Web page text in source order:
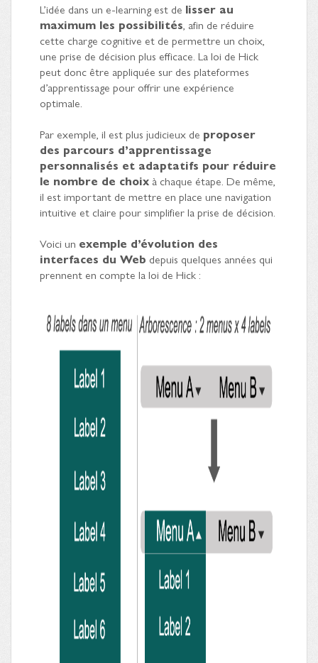
L’idée dans un e-learning est de lisser au
maximum les possibilités, afin de réduire
cette charge cognitive et de permettre un choix,
une prise de décision plus efficace. La loi de Hick
peut donc être appliquée sur des plateformes
d’apprentissage pour offrir une expérience
optimale.
Par exemple, il est plus judicieux de proposer
des parcours d’apprentissage
personnalisés et adaptatifs pour réduire
le nombre de choix à chaque étape. De même,
il est important de mettre en place une navigation
intuitive et claire pour simplifier la prise de décision.
Voici un exemple d’évolution des
interfaces du Web depuis quelques années qui
prennent en compte la loi de Hick :